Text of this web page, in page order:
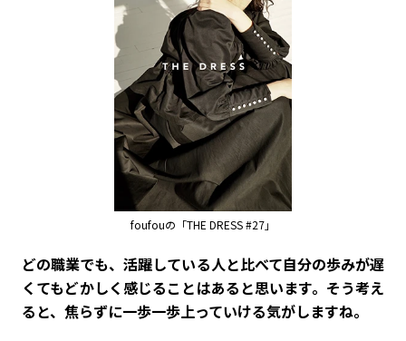
foufouの「THE DRESS #27」
――どの職業でも、活躍している人と比べて自分の歩みが遅
くてもどかしく感じることはあると思います。そう考え
ると、焦らずに一歩一歩上っていける気がしますね。